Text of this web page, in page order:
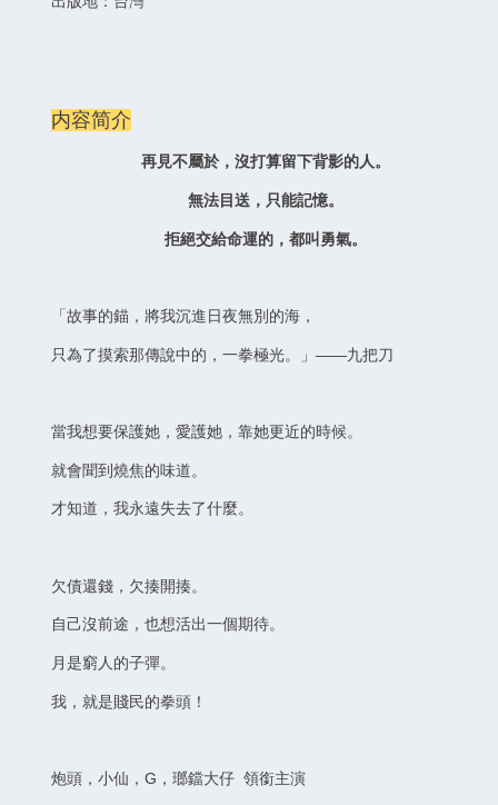
内容简介
再見不屬於，沒打算留下背影的人。
無法目送，只能記憶。
拒絕交給命運的，都叫勇氣。
「故事的錨，將我沉進日夜無別的海，
只為了摸索那傳說中的，一拳極光。」——九把刀
當我想要保護她，愛護她，靠她更近的時候。
就會聞到燒焦的味道。
才知道，我永遠失去了什麼。
欠債還錢，欠揍開揍。
自己沒前途，也想活出一個期待。
月是窮人的子彈。
我，就是賤民的拳頭！
炮頭，小仙，G，瑯鐺大仔 領銜主演